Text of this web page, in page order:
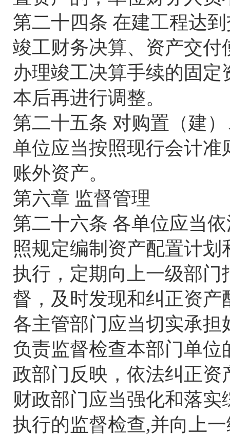
第二十四条 在建工程达
竣工财务决算、资产交
办理竣工决算手续的固
本后再进行调整。
第二十五条 对购置（建
单位应当按照现行会计
账外资产。
第六章 监督管理
第二十六条 各单位应当
照规定编制资产配置计
执行，定期向上一级部
督，及时发现和纠正资
各主管部门应当切实承
负责监督检查本部门单
政部门反映，依法纠正
财政部门应当强化和落
执行的监督检查,并向上